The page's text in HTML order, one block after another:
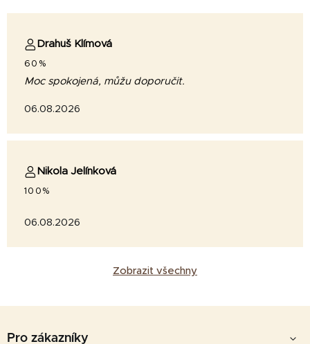
Drahuš Klímová
60%
Moc spokojená, můžu doporučit.
06.08.2026
Nikola Jelínková
100%
06.08.2026
Zobrazit všechny
Pro zákazníky